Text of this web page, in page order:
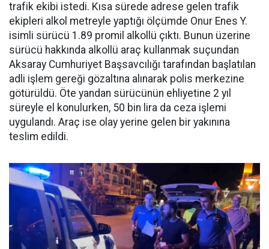
trafik ekibi istedi. Kısa sürede adrese gelen trafik
ekipleri alkol metreyle yaptığı ölçümde Onur Enes Y.
isimli sürücü 1.89 promil alkollü çıktı. Bunun üzerine
sürücü hakkında alkollü araç kullanmak suçundan
Aksaray Cumhuriyet Başsavcılığı tarafından başlatılan
adli işlem gereği gözaltına alınarak polis merkezine
götürüldü. Öte yandan sürücünün ehliyetine 2 yıl
süreyle el konulurken, 50 bin lira da ceza işlemi
uygulandı. Araç ise olay yerine gelen bir yakınına
teslim edildi.